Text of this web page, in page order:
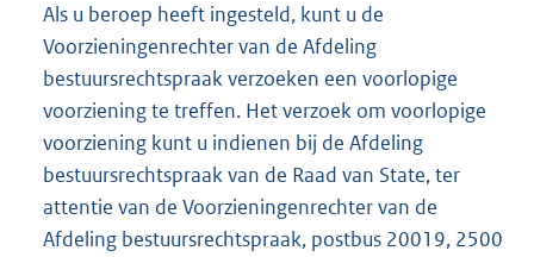
Als u beroep heeft ingesteld, kunt u de
Voorzieningenrechter van de Afdeling
bestuursrechtspraak verzoeken een voorlopige
voorziening te treffen. Het verzoek om voorlopige
voorziening kunt u indienen bij de Afdeling
bestuursrechtspraak van de Raad van State, ter
attentie van de Voorzieningenrechter van de
Afdeling bestuursrechtspraak, postbus 20019, 2500